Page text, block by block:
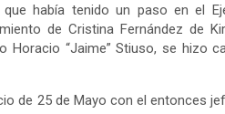
había tenido un paso en el
de Cristina Fernández de
Horacio “Jaime” Stiuso, se hizo
de 25 de Mayo con el entonces